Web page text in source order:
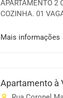
APARTAMENTO 2
COZINHA. 01
INDIVIDUAIS
Mais informações
Apartamento à